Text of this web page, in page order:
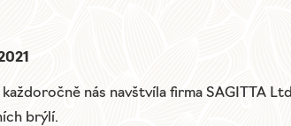
každoročně nás navštvíla firma SAGITTA
brýlí.